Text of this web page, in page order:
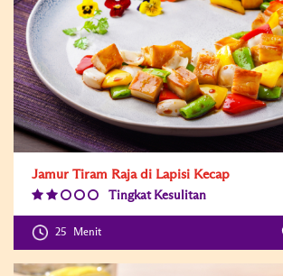
Jamur Tiram Raja di Lapisi Kecap
Tingkat Kesulitan
25 Menit